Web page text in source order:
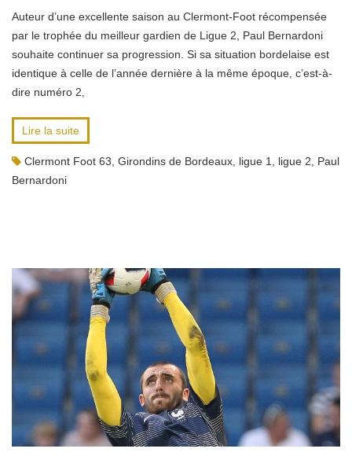
Auteur d’une excellente saison au Clermont-Foot récompensée
par le trophée du meilleur gardien de Ligue 2, Paul Bernardoni
souhaite continuer sa progression. Si sa situation bordelaise est
identique à celle de l’année dernière à la même époque, c’est-à-
dire numéro 2,
Lire la suite
Clermont Foot 63 Girondins de Bordeaux ligue 1 ligue 2
Paul
Bernardoni